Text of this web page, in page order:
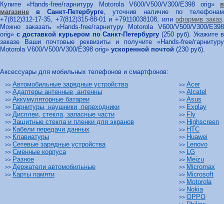
Купите «Hands-free/гарнитуру Motorola V600/V500/V300/E398 orig» в
магазине в Санкт-Петербурге, уточнив наличие по телефонам
+7(812)312-17-35, +7(812)315-88-01 и +79110038108, илиоформив заказ.
Можно заказать «Hands-free/гарнитуру Motorola V600/V500/V300/E398
orig» с доставкой курьером по Санкт-Петербургу (250 руб). Укажите в
заказе Ваши почтовые реквизиты и получите «Hands-free/гарнитуру
Motorola V600/V500/V300/E398 orig» ускоренной почтой (230 руб).
Аксессуары для мобильных телефонов и смартфонов:
>> Автомобильные зарядные устройства
>> Адаптеры антенные, антенны
>> Аккумуляторные батареи
>> Гарнитуры, наушники, переходники
>> Дисплеи, стекла, запасные части
>> Защитные стекла и пленки для экранов
>> Кабели передачи данных
>> Клавиатуры
>> Сетевые зарядные устройства
>> Сменные корпуса
>> Разное
>> Держатели автомобильные
>> Карты памяти
>> Acer
>> Alcatel
>> Asus
>> Explay
>> Fly
>> Highscreen
>> HTC
>> Huawei
>> Lenovo
>> LG
>> Meizu
>> Micromax
>> Microsoft
>> Motorola
>> Nokia
>> OPPO